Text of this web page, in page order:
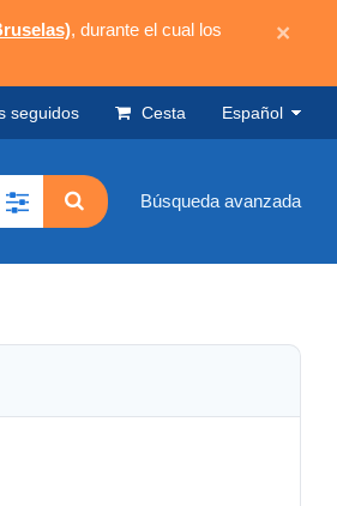
, durante el cual los
×
seguidos Cesta Español
Búsqueda avanzada